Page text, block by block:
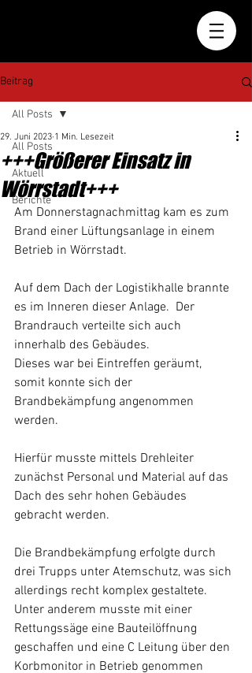
Beitrag
All Posts
Aktuell
Berichte
All Posts
+++Größerer Einsatz in
Wörrstadt+++
29. Juni 2023 1 Min. Lesezeit
Am Donnerstagnachmittag kam es zum
Brand einer Lüftungsanlage in einem
Betrieb in Wörrstadt.
Auf dem Dach der Logistikhalle brannte
es im Inneren dieser Anlage.  Der
Brandrauch verteilte sich auch
innerhalb des Gebäudes.
Dieses war bei Eintreffen geräumt,
somit konnte sich der
Brandbekämpfung angenommen
werden.
Hierfür musste mittels Drehleiter
zunächst Personal und Material auf das
Dach des sehr hohen Gebäudes
gebracht werden.
Die Brandbekämpfung erfolgte durch
drei Trupps unter Atemschutz, was sich
allerdings recht komplex gestaltete.
Unter anderem musste mit einer
Rettungssäge eine Bauteilöffnung
geschaffen und eine C Leitung über den
Korbmonitor in Betrieb genommen